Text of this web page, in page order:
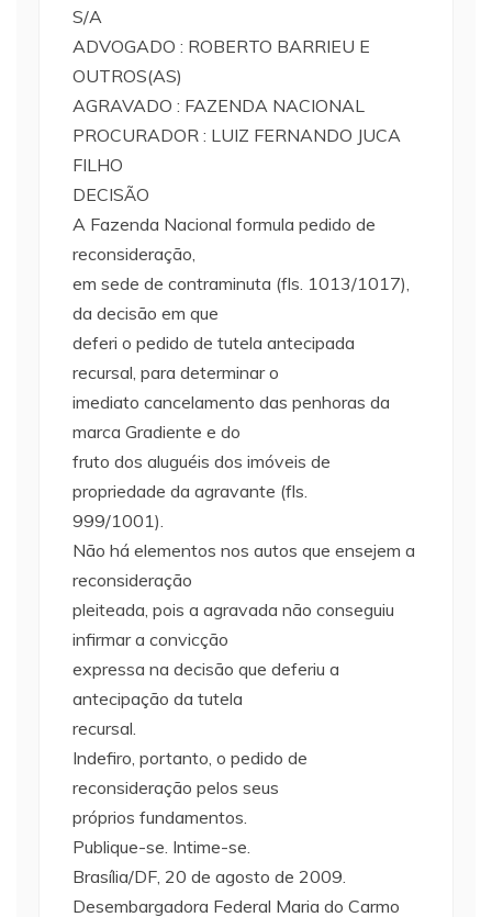
S/A
ADVOGADO : ROBERTO BARRIEU E
OUTROS(AS)
AGRAVADO : FAZENDA NACIONAL
PROCURADOR : LUIZ FERNANDO JUCA
FILHO
DECISÃO
A Fazenda Nacional formula pedido de
reconsideração,
em sede de contraminuta (fls. 1013/1017),
da decisão em que
deferi o pedido de tutela antecipada
recursal, para determinar o
imediato cancelamento das penhoras da
marca Gradiente e do
fruto dos aluguéis dos imóveis de
propriedade da agravante (fls.
999/1001).
Não há elementos nos autos que ensejem a
reconsideração
pleiteada, pois a agravada não conseguiu
infirmar a convicção
expressa na decisão que deferiu a
antecipação da tutela
recursal.
Indefiro, portanto, o pedido de
reconsideração pelos seus
próprios fundamentos.
Publique-se. Intime-se.
Brasília/DF, 20 de agosto de 2009.
Desembargadora Federal Maria do Carmo